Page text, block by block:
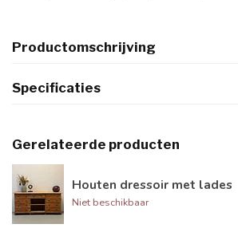
Productomschrijving
Specificaties
Gerelateerde producten
Houten dressoir met lades
Niet beschikbaar